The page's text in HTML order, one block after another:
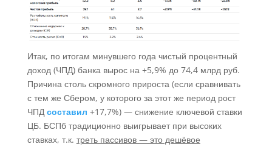
Итак, по итогам минувшего года чистый процентный
доход (ЧПД) банка вырос на +5,9% до 74,4 млрд руб.
Причина столь скромного прироста (если сравнивать
с тем же Сбером, у которого за этот же период рост
ЧПДсоставил +17,7%) — снижение ключевой ставки
ЦБ. БСПб традиционно выигрывает при высоких
ставках, т.к. треть пассивов — это дешёвое